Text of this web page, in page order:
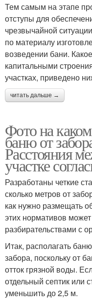
Тем самым на этапе
отступы для
чрезвычайной
по материалу
возведении бани.
капитальными
участках, приведено
читать дальше →
Фото на
баню от
Расстояния
участке
Разработаны четкие
сколько метров от
как нужно размещать
этих нормативов
разбирательствами с
Итак, располагать
забора, поскольку от
отток грязной воды.
отдельный септик или
уменьшить до 2,5 м.